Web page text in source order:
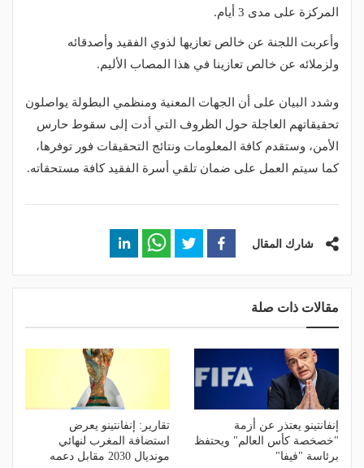
المركزة على مدى 3 أيام.
وأعربت اللجنة عن خالص تعازيها لذوي الفقيد وأصدقائه
ولزملائه عن خالص تعازينا في هذا المصاب الأليم.
وشدد البيان على أن الجهات المعنية ومنظمي البطولة يواصلون
تحقيقاتهم العاجلة حول الظروف التي أدت إلى سقوط حارس
الأمن، وستقدم كافة المعلومات ونتائج التحقيقات فور توفرها،
كما سيتم العمل على ضمان تلقي أسرة الفقيد كافة مستحقاته.
شارك المقال
مقالات ذات صلة
إنفانتينو يعتذر عن أزمة
"خصخصة كأس العالم" ويحتفظ
برئاسة "فيفا"
تقارير: إنفانتينو يعرض
استضافة المغرب لنهائي
مونديال 2030 مقابل دعمه